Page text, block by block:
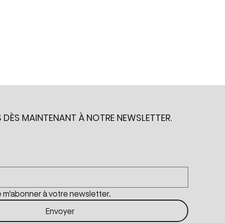
MAINTENANT À NOTRE NEWSLETTER.
m'abonner à votre newsletter.
Envoyer